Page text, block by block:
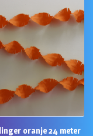
oranje 24 meter